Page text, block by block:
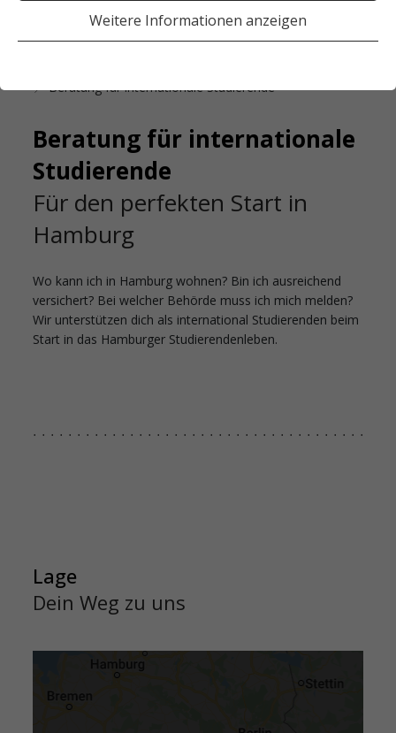
Weitere Informationen anzeigen
Beratung für internationale Studierende
Beratung für internationale
Studierende
Für den perfekten Start in
Hamburg
Wo kann ich in Hamburg wohnen? Bin ich ausreichend
versichert? Bei welcher Behörde muss ich mich melden?
Wir unterstützen dich als international Studierenden beim
Start in das Hamburger Studierendenleben.
Lage
Dein Weg zu uns